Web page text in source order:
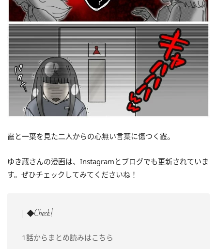
霞と一葉を見た二人からの心無い言葉に傷つく霞。
ゆき蔵さんの漫画は、Instagramとブログでも更新されていま
す。ぜひチェックしてみてくださいね！
◆Check!
1話からまとめ読みはこちら